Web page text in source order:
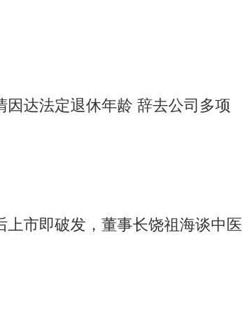
因达法定退休年龄 辞去公司多项
上市即破发，董事长饶祖海谈中医